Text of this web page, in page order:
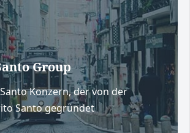
Group
Konzern, der von der
Santo gegründet